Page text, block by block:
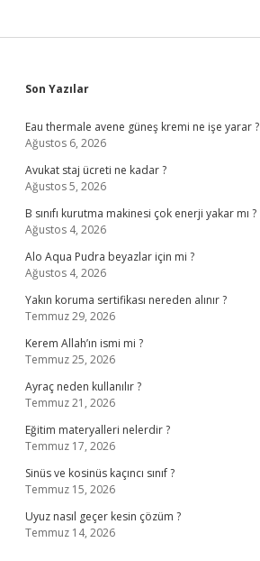
Sidebar
Son Yazılar
Eau thermale avene güneş kremi ne işe yarar ?
Ağustos 6, 2026
Avukat staj ücreti ne kadar ?
Ağustos 5, 2026
B sınıfı kurutma makinesi çok enerji yakar mı ?
Ağustos 4, 2026
Alo Aqua Pudra beyazlar için mi ?
Ağustos 4, 2026
Yakın koruma sertifikası nereden alınır ?
Temmuz 29, 2026
Kerem Allah’ın ismi mi ?
Temmuz 25, 2026
Ayraç neden kullanılır ?
Temmuz 21, 2026
Eğitim materyalleri nelerdir ?
Temmuz 17, 2026
Sinüs ve kosinüs kaçıncı sınıf ?
Temmuz 15, 2026
Uyuz nasıl geçer kesin çözüm ?
Temmuz 14, 2026